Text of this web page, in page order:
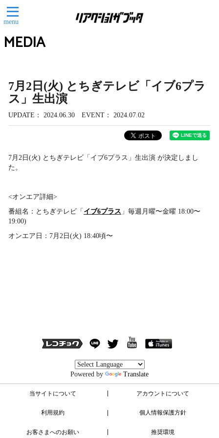
menu
MEDIA
7月2日(火) とちぎテレビ「イブ6プラ
ス」生出演
UPDATE 2024.06.30 EVENT 2024.07.02
7月2日(火) とちぎテレビ「イブ6プラス」生出演 が決定しまし
た。
<オンエア詳細>
番組名：とちぎテレビ「 イブ6プラス 」毎週月曜〜金曜 18:00〜
19:00)
オンエア日：7月2日(火) 18:40頃〜
Powered by Translate
当サイトについて アカウントについて
利用規約 個人情報保護方針
お客さまへのお願い 推奨環境